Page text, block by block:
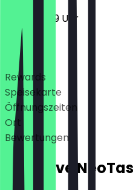
11:00 - 23:59 Uhr
Deals
Rewards
Speisekarte
Öffnungszeiten
Ort
Bewertungen
Exklusive